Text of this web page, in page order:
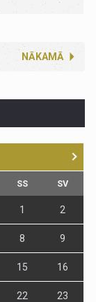
NĀKAMĀ
SS SV
1 2
8 9
15 16
22 23